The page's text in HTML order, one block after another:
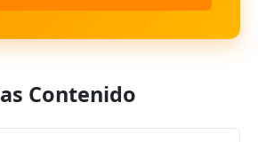
Contenido